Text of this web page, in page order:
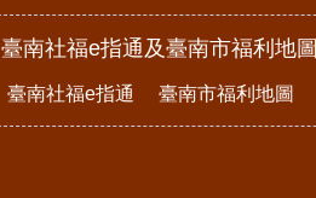
臺南社福e指通及臺南市福利地圖
臺南社福e指通 臺南市福利地圖